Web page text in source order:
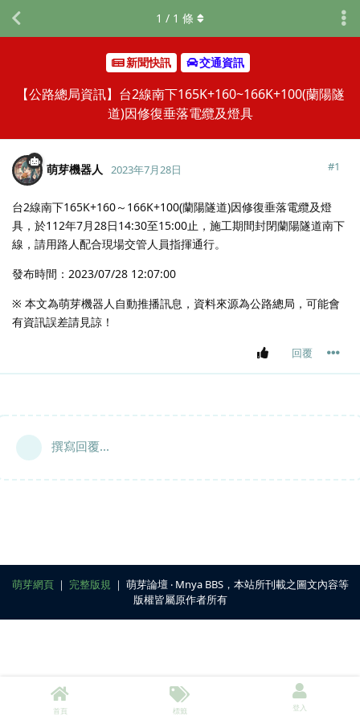
新聞快訊 交通資訊
【公路總局資訊】台2線南下165K+160~166K+100(蘭陽隧
道)因修復垂落電纜及燈具
1 / 1 條
萌芽機器人 2023年7月28日 #1
台2線南下165K+160～166K+100(蘭陽隧道)因修復垂落電纜及燈
具，於112年7月28日14:30至15:00止，施工期間封閉蘭陽隧道南下
線，請用路人配合現場交管人員指揮通行。
發布時間：2023/07/28 12:07:00
※ 本文為萌芽機器人自動推播訊息，資料來源為公路總局，可能會
有資訊誤差請見諒！
回覆
撰寫回覆...
萌芽網頁｜ 完整版規 ｜ 萌芽論壇 ‧ Mnya BBS，本站所刊載之圖文內容等
版權皆屬原作者所有
首頁 標籤 登入